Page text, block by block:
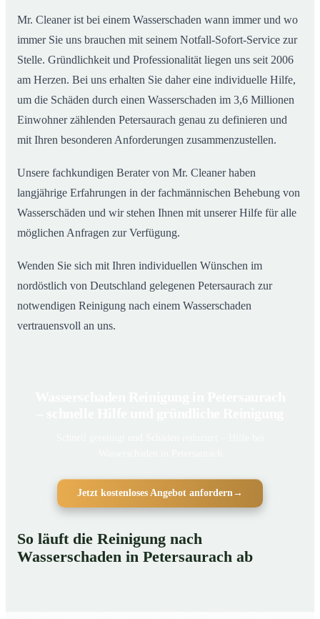
Mr. Cleaner ist bei einem Wasserschaden wann immer und wo
immer Sie uns brauchen mit seinem Notfall-Sofort-Service zur
Stelle. Gründlichkeit und Professionalität liegen uns seit 2006
am Herzen. Bei uns erhalten Sie daher eine individuelle Hilfe,
um die Schäden durch einen Wasserschaden im 3,6 Millionen
Einwohner zählenden Petersaurach genau zu definieren und
mit Ihren besonderen Anforderungen zusammenzustellen.
Unsere fachkundigen Berater von Mr. Cleaner haben
langjährige Erfahrungen in der fachmännischen Behebung von
Wasserschäden und wir stehen Ihnen mit unserer Hilfe für alle
möglichen Anfragen zur Verfügung.
Wenden Sie sich mit Ihren individuellen Wünschen im
nordöstlich von Deutschland gelegenen Petersaurach zur
notwendigen Reinigung nach einem Wasserschaden
vertrauensvoll an uns.
Jetzt kostenloses Angebot anfordern→
So läuft die Reinigung nach
Wasserschaden in Petersaurach ab